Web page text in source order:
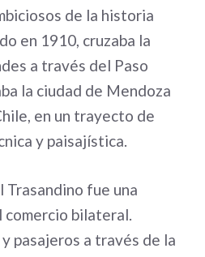
de la historia
en 1910, cruzaba la
a través del Paso
la ciudad de Mendoza
en un trayecto de
y paisajística.
Trasandino fue una
bilateral.
pasajeros a través de la